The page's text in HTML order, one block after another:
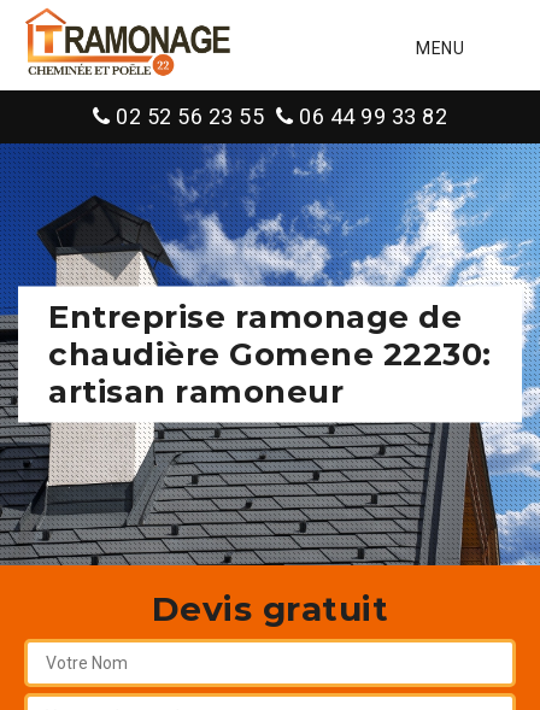
MENU
02 52 56 23 55 06 44 99 33 82
Entreprise ramonage de
chaudière Gomene 22230:
artisan ramoneur
Devis gratuit